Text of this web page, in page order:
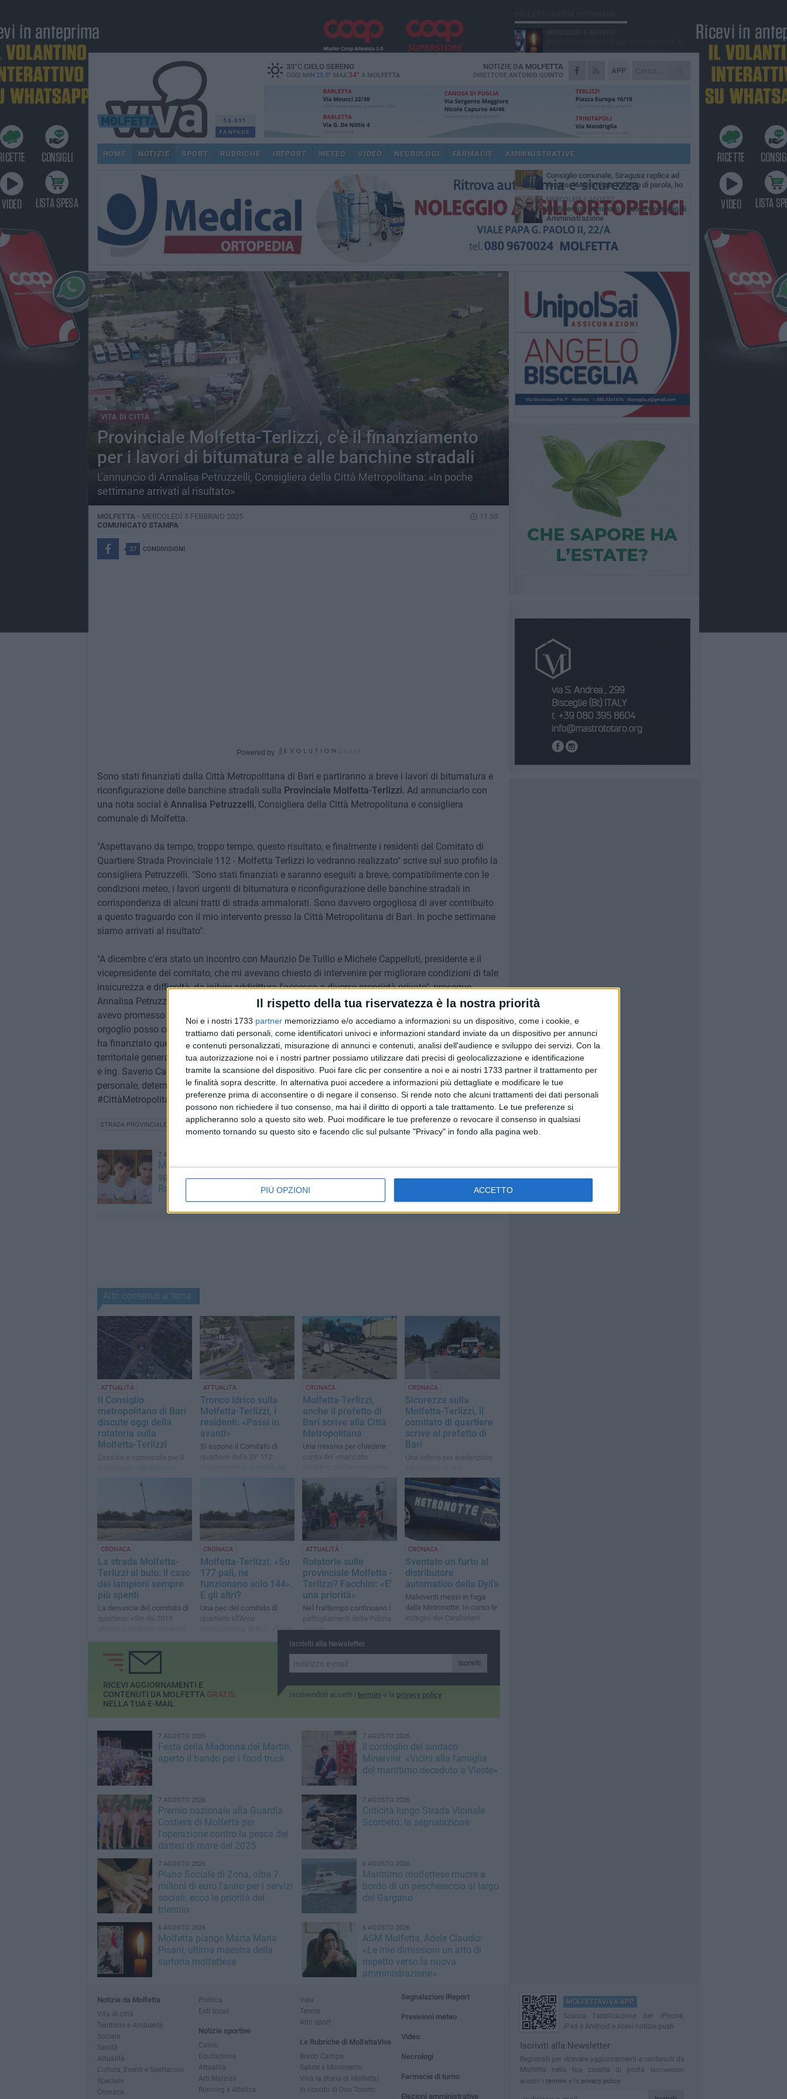
Il rispetto della tua riservatezza è la nostra priorità
Noi e i nostri 1733 partner memorizziamo e/o accediamo a informazioni su un dispositivo, come i cookie, e
trattiamo dati personali, come identificatori univoci e informazioni standard inviate da un dispositivo per annunci
e contenuti personalizzati, misurazione di annunci e contenuti, analisi dell'audience e sviluppo dei servizi. Con la
tua autorizzazione noi e i nostri partner possiamo utilizzare dati precisi di geolocalizzazione e identificazione
tramite la scansione del dispositivo. Puoi fare clic per consentire a noi e ai nostri 1733 partner il trattamento per
le finalità sopra descritte. In alternativa puoi accedere a informazioni più dettagliate e modificare le tue
preferenze prima di acconsentire o di negare il consenso. Si rende noto che alcuni trattamenti dei dati personali
possono non richiedere il tuo consenso, ma hai il diritto di opporti a tale trattamento. Le tue preferenze si
applicheranno solo a questo sito web. Puoi modificare le tue preferenze o revocare il consenso in qualsiasi
momento tornando su questo sito e facendo clic sul pulsante "Privacy" in fondo alla pagina web.
PIÙ OPZIONI ACCETTO
56.691
FANPAGE
33°CCIELO SERENO
OGGI MIN 25.5° MAX 34° A MOLFETTA
APP
NOTIZIE DA MOLFETTA
DIRETTORE ANTONIO QUINTO
HOME NOTIZIE SPORT RUBRICHE IREPORT METEO VIDEO NECROLOGI FARMACIE AMMINISTRATIVE
VITA DI CITTÀ
Provinciale Molfetta-Terlizzi, c'è il finanziamento
per i lavori di bitumatura e alle banchine stradali
L'annuncio di Annalisa Petruzzelli, Consigliera della Città Metropolitana: «In poche
settimane arrivati al risultato»
MOLFETTA - MERCOLEDÌ 5 FEBBRAIO 2025
11.58
COMUNICATO STAMPA
37 CONDIVISIONI
Powered by
Sono stati finanziati dalla Città Metropolitana di Bari e partiranno a breve i lavori di bitumatura e
riconfigurazione delle banchine stradali sulla Provinciale Molfetta-Terlizzi. Ad annunciarlo con
una nota social è Annalisa Petruzzelli, Consigliera della Città Metropolitana e consigliera
comunale di Molfetta.
"Aspettavano da tempo, troppo tempo, questo risultato, e finalmente i residenti del Comitato di
Quartiere Strada Provinciale 112 - Molfetta Terlizzi lo vedranno realizzato" scrive sul suo profilo la
consigliera Petruzzelli. "Sono stati finanziati e saranno eseguiti a breve, compatibilmente con le
condizioni meteo, i lavori urgenti di bitumatura e riconfigurazione delle banchine stradali in
corrispondenza di alcuni tratti di strada ammalorati. Sono davvero orgogliosa di aver contribuito
a questo traguardo con il mio intervento presso la Città Metropolitana di Bari. In poche settimane
siamo arrivati al risultato".
"A dicembre c'era stato un incontro con Maurizio De Tullio e Michele Cappelluti, presidente e il
vicepresidente del comitato, che mi avevano chiesto di intervenire per migliorare condizioni di tale
insicurezza e difficoltà, da inibire addirittura l'accesso a diverse proprietà private", prosegue
Annalisa Petruzzelli. "Era necessario il rifacimento delle banchine laterali in alcuni tratti della SP e
avevo promesso che mi sarei interessata e adoperata per sostenere la loro causa. Oggi con
orgoglio posso comunicare che la Città Metropolitana di Bari si è fatta carico della problematica e
ha finanziato questo primo intervento. Il mio sentito ringraziamento va al Settore Pianificazione
territoriale generale, Demanio, Mobilità e Viabilità, nelle persone del Dirigente ing. Cataldo Lastella
e ing. Saverio Caravelli. Si sono rivelati tempestivi ed efficienti. Un risultato frutto di impegno
personale, determinazione e dedizione, un risultato che vede oggi la Città di Molfetta legata alla
#CittàMetropolitana da un'architettura istituzionale coesa e salda".
STRADA PROVINCIALE 112 MOLFETTA-TERLIZZI
7 AGOSTO 2026
Molfetta Calcio, tre innesti di
spessore: arrivano i molfettesi
Roselli, Cirillo e Caputi
Rottamazione-quinquies, c'è
l'informativa del Comune di
Altri contenuti a tema
ATTUALITÀ
Il Consiglio
metropolitano di Bari
discute oggi della
rotatoria sulla
Molfetta-Terlizzi
L'assise è convocata per il
avvio alle ore 15
ATTUALITÀ
Tronco idrico sulla
Molfetta-Terlizzi, i
residenti: «Passi in
avanti»
Si espone il Comitato di
quartiere della SP 112:
CRONACA
Molfetta-Terlizzi,
anche il prefetto di
Bari scrive alla Città
Metropolitana
Una missiva per chiedere
conto del «mancato
stradale presente sulla
strada provinciale 112»
CRONACA
Sicurezza sulla
Molfetta-Terlizzi, il
comitato di quartiere
scrive al prefetto di
Bari
Una lettera per evidenziare
provinciale nota per la sua
pericolosità e l'elevato
numero di incidenti»
CRONACA
La strada Molfetta-
Terlizzi al buio: il caso
dei lampioni sempre
più spenti
La denuncia del comitato di
quartiere: «Sin da 2019
ufficiali, non ricevendo mai
nessuna risposta»
CRONACA
Molfetta-Terlizzi: «Su
177 pali, ne
funzionano solo 144».
E gli altri?
Una pec del comitato di
quartiere all'Area
Metropolitana di Bari: «Tanti,
troppi morti sulla strada di
ATTUALITÀ
Rotatorie sulle
provinciale Molfetta -
Terlizzi? Facchini: «E'
una priorità»
Nel frattempo continuano i
pattugliamenti della Polizia
Locale
CRONACA
Sventato un furto al
distributore
automatico della Dyll's
Malviventi messi in fuga
dalla Metronotte. In corso le
indagini dei Carabinieri
Iscriviti alla Newsletter
Iscriviti
Iscrivendoti accetti i termini e la privacy policy
RICEVI AGGIORNAMENTI E
CONTENUTI DA MOLFETTA GRATIS
NELLA TUA E-MAIL
7 AGOSTO 2026
Festa della Madonna dei Martiri,
aperto il bando per i food truck
7 AGOSTO 2026
Il cordoglio del sindaco
Minervini: «Vicini alla famiglia
del marittimo deceduto a Vieste»
7 AGOSTO 2026
Premio nazionale alla Guardia
Costiera di Molfetta per
l'operazione contro la pesca dei
datteri di mare del 2025
7 AGOSTO 2026
Criticità lungo Strada Vicinale
Scorbeto: la segnalazione
7 AGOSTO 2026
Piano Sociale di Zona, oltre 7
milioni di euro l'anno per i servizi
sociali: ecco le priorità del
triennio
6 AGOSTO 2026
Marittimo molfettese muore a
bordo di un peschereccio al largo
del Gargano
6 AGOSTO 2026
Molfetta piange Marta Maria
Pisani, ultima maestra della
sartoria molfettese
6 AGOSTO 2026
ASM Molfetta, Adele Claudio:
«Le mie dimissioni un atto di
rispetto verso la nuova
amministrazione»
Michele Cilardi: il ricordo degli amici
GIOVEDÌ 6 AGOSTO
Marittimo molfettese muore a bordo di un
SABATO 1 AGOSTO
accompagnatori per gli scuolabus:
pubblicato il bando
Molfetta piange Marta Maria Pisani, ultima
maestra della sartoria molfettese
SABATO 1 AGOSTO
Consiglio comunale, Siragusa replica ad
Amato: «Mai limitato il diritto di parola, ho
fatto rispettare il regolamento»
MERCOLEDÌ 5 AGOSTO
Multiservizi, nominato il nuovo Consiglio di
Amministrazione
Notizie da Molfetta
Vita di città
Territorio e Ambiente
Sociale
Sanità
Attualità
Cultura, Eventi e Spettacolo
Speciale
Cronaca
Politica
Enti locali
Notizie sportive
Calcio
Equitazione
Attualità
Arti Marziali
Running e Atletica
Vela
Tennis
Altri sport
Le Rubriche di MolfettaViva
Bordo Campo
Salute e Movimento
Viva la storia di Molfetta!
In ricordo di Don Tonino
Segnalazioni iReport
Previsioni meteo
Video
Necrologi
Farmacie di turno
Elezioni amministrative
MOLFETTAVIVA APP
Scarica l'applicazione per iPhone,
iPad e Android e ricevi notizie push
Iscriviti alla Newsletter
Registrati per ricevere aggiornamenti e contenuti da
Molfetta nella tua casella di posta
Iscrivendoti
accetti i termini e la privacy policy